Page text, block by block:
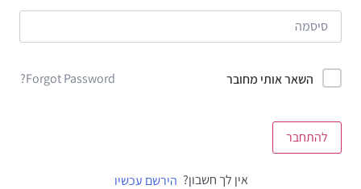
השאר אותי מחובר Forgot Password?
להתחבר
אין לך חשבון? הירשם עכשיו